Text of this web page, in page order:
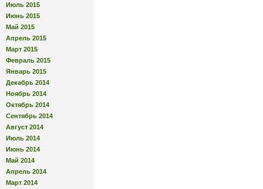
Июль 2015
Июнь 2015
Май 2015
Апрель 2015
Март 2015
Февраль 2015
Январь 2015
Декабрь 2014
Ноябрь 2014
Октябрь 2014
Сентябрь 2014
Август 2014
Июль 2014
Июнь 2014
Май 2014
Апрель 2014
Март 2014